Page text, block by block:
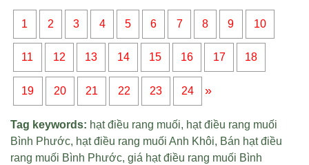
1 2 3 4 5 6 7 8 9 10
11 12 13 14 15 16 17 18
19 20 21 22 23 24 »
Tag keywords: hạt điều rang muối, hạt điều rang muối
Bình Phước, hạt điều rang muối Anh Khôi, Bán hạt điều
rang muối Bình Phước,giá hạt điều rang muối Bình